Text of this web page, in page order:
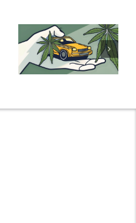
Cannabis
Samen
kaufen: Alles
was Sie